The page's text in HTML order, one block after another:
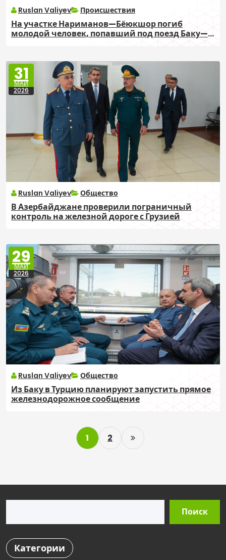
Ruslan Valiyev Происшествия
На участке Нариманов—Бёюкшор погиб
молодой человек, попавший под поезд Баку—
31
МАЙ
2026
Ruslan Valiyev Общество
В Азербайджане проверили пограничный
контроль на железной дороге с Грузией
29
МАЙ
2026
Ruslan Valiyev Общество
Из Баку в Турцию планируют запустить прямое
железнодорожное сообщение
P
o
a
1 2
Поиск
Категории